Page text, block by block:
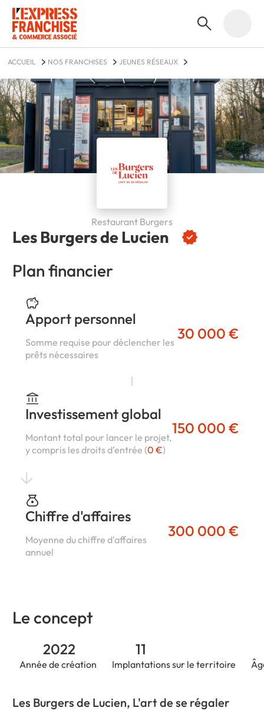
ACCUEIL NOS FRANCHISES
JEUNES RÉSEAUX
Les Burgers de Lucien
Restaurant Burgers
Plan financier
Apport personnel
Somme requise pour déclencher les
prêts nécessaires
30 000 €
Investissement global
Montant total pour lancer le projet,
y compris les droits d’entrée (0 €)
150 000 €
Chiffre d'affaires
Moyenne du chiffre d'affaires
annuel
300 000 €
Le concept
Année de création
2022
Implantations sur le territoire
11
Les Burgers de Lucien, L'art de se régaler